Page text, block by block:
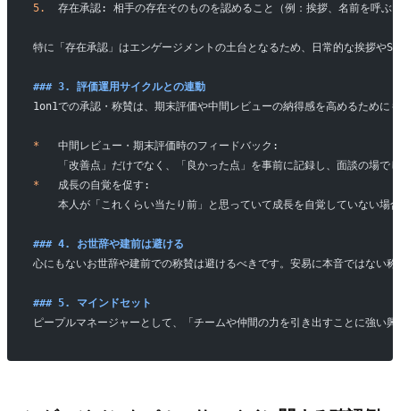
5.
存在承認: 相手の存在そのものを認めること（例：挨拶、名前を呼ぶ
特に「存在承認」はエンゲージメントの土台となるため、日常的な挨拶
### 3. 評価運用サイクルとの連動
1on1での承認・称賛は、期末評価や中間レビューの納得感を高めるために
*
   中間レビュー・期末評価時のフィードバック:
「改善点」だけでなく、「良かった点」を事前に記録し、面談の場で
*
   成長の自覚を促す:
本人が「これくらい当たり前」と思っていて成長を自覚していない場
### 4. お世辞や建前は避ける
心にもないお世辞や建前での称賛は避けるべきです。安易に本音ではない
### 5. マインドセット
ピープルマネージャーとして、「チームや仲間の力を引き出すことに強い